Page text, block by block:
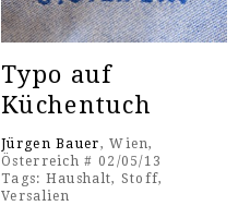
Typo auf
Küchentuch
Jürgen Bauer, Wien,
Österreich # 02/05/13
Tags: Haushalt, Stoff,
Versalien